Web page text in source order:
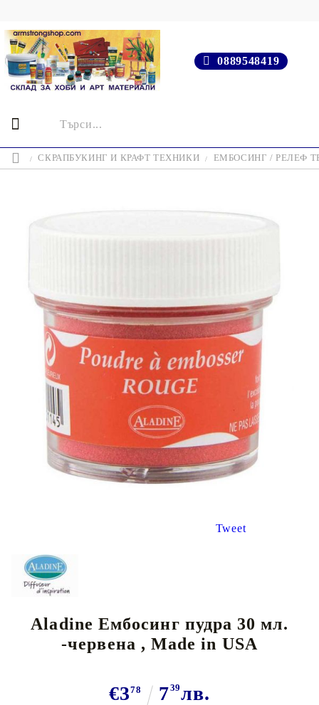
0889548419
СКРАПБУКИНГ И КРАФТ ТЕХНИКИ ЕМБОСИНГ / РЕЛЕФ
Tweet
Aladine Ембосинг пудра 30 мл.
-червена , Made in USA
€378 739лв.